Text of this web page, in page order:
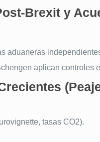
Brexit y
aduaneras
aplican controles
tasas CO2).